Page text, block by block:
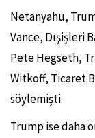
Netanyahu,
Vance, Dışişleri
Pete Hegseth,
Witkoff, Ticaret
söylemişti.
Trump ise daha